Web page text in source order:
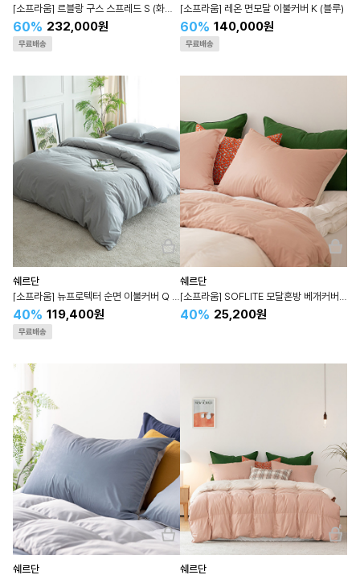
60% 232,000원
[소프라움] 레온 면모달 이불커버 K (블루)
60% 140,000원
쉐르단
40% 119,400원
쉐르단
40% 25,200원
쉐르단 쉐르단